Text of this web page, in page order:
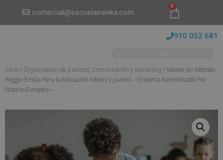
comercial@escuelainenka.com
0
910 052 681
Inicio/ Organización de Eventos, Comunicación y Marketing/ Máster en Método
Reggio Emilia Para la Educación Infantil y Juvenil – Diploma Autentificado Por
Notario Europeo –